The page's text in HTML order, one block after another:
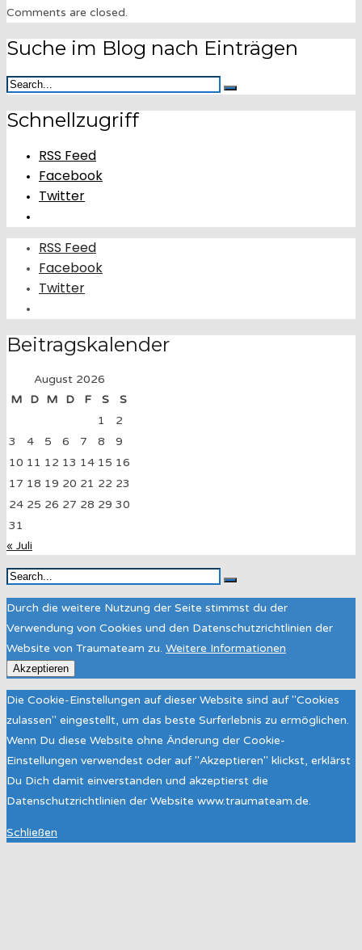
Comments are closed.
Suche im Blog nach Einträgen
Schnellzugriff
RSS Feed
Facebook
Twitter
RSS Feed
Facebook
Twitter
Beitragskalender
August 2026
M
D M D F S
S
1
2
3
4 5 6 7 8
9
10 11 12 13 14 15 16
17 18 19 20 21 22 23
24 25 26 27 28 29 30
31
« Juli
Durch die weitere Nutzung der Seite stimmst du der
Verwendung von Cookies und den Datenschutzrichtlinien der
Website von Traumateam zu. Weitere Informationen
Akzeptieren
Die Cookie-Einstellungen auf dieser Website sind auf "Cookies
zulassen" eingestellt, um das beste Surferlebnis zu ermöglichen.
Wenn Du diese Website ohne Änderung der Cookie-
Einstellungen verwendest oder auf "Akzeptieren" klickst, erklärst
Du Dich damit einverstanden und akzeptierst die
Datenschutzrichtlinien der Website www.traumateam.de.
Schließen